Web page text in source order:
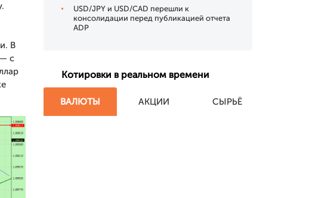
В
с
USD/JPY и USD/CAD перешли к
консолидации перед публикацией отчета
ADP
Котировки в реальном времени
ВАЛЮТЫ АКЦИИ СЫРЬЁ